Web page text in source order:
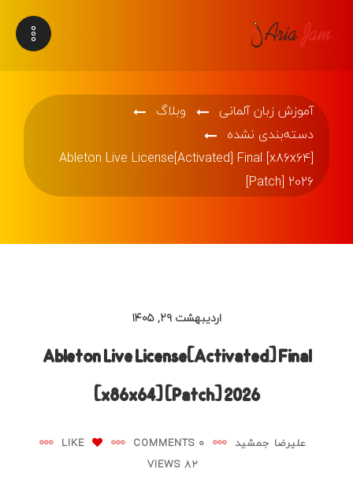
آموزش زبان آلمانی
وبلاگ
دسته‌بندی نشده
Ableton Live License[Activated] Final [x86x64]
[Patch] 2026
اردیبهشت ۲۹, ۱۴۰۵
Ableton Live License[Activated] Final
[x86x64] [Patch] 2026
علیرضا جمشید 0 COMMENTS
LIKE
82 VIEWS